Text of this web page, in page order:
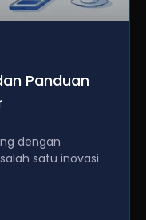
Panduan
dengan
satu inovasi